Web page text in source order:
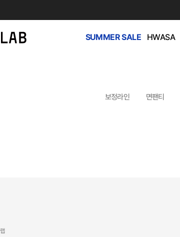
SUMMER SALE HWASA
보정라인 면팬티